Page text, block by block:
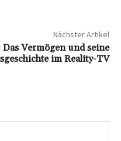
Nächster Artikel
Vermögen und seine
im Reality-TV